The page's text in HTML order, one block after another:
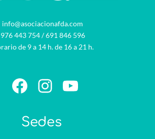
info@asociacionafda.com
976 443 754/691 846 596
de 9 a 14 h. de 16 a 21 h.
Facebook
Instagram
YouTube
Sedes